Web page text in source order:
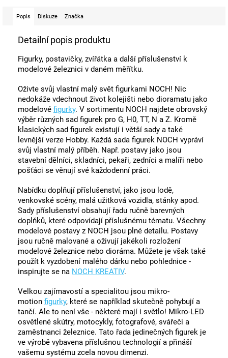
Popis Diskuze Značka
Detailní popis produktu
Figurky, postavičky, zvířátka a další příslušenství k
modelové železnici v daném měřítku.
Oživte svůj vlastní malý svět figurkami NOCH! Nic
nedokáže vdechnout život kolejišti nebo dioramatu jako
modelové figurky. V sortimentu NOCH najdete obrovský
výběr různých sad figurek pro G, H0, TT, N a Z. Kromě
klasických sad figurek existují i ​​větší sady a také
levnější verze Hobby. Každá sada figurek NOCH vypráví
svůj vlastní malý příběh. Např. postavy jako jsou
stavební dělníci, skladníci, pekaři, zedníci a malíři nebo
pošťáci se věnují své každodenní práci.
Nabídku doplňují příslušenství, jako jsou lodě,
venkovské scény, malá užitková vozidla, stánky apod.
Sady příslušenství obsahují řadu ručně barevných
doplňků, které odpovídají příslušnému tématu. Všechny
modelové postavy z NOCH jsou plné detailu. Postavy
jsou ručně malované a oživují jakékoli rozložení
modelové železnice nebo dioráma. Můžete je však také
použít k vyzdobení malého dárku nebo pohlednice -
inspirujte se na NOCH KREATIV.
Velkou zajímavostí a specialitou jsou mikro-
motion figurky, které se například skutečně pohybují a
tančí. Ale to není vše - některé mají i světlo! Mikro-LED
osvětlené skútry, motocykly, fotografové, svářeči a
zaměstnanci železnice. Tato řada jedinečných figurek je
ve výrobě vybavena příslušnou technologií a přináší
vašemu systému zcela novou dimenzi.